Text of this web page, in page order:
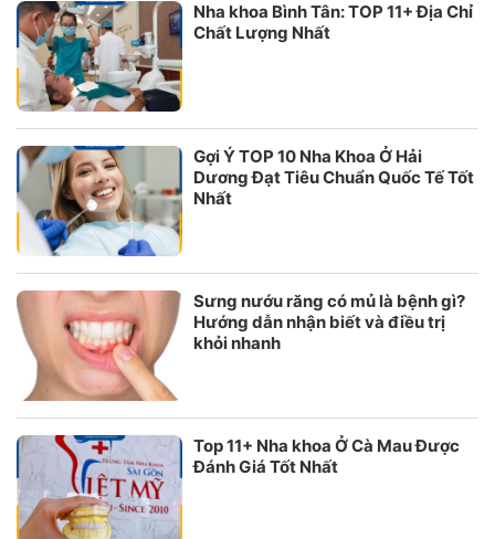
Nha khoa Bình Tân: TOP 11+ Địa Chỉ
Chất Lượng Nhất
Gợi Ý TOP 10 Nha Khoa Ở Hải
Dương Đạt Tiêu Chuẩn Quốc Tế Tốt
Nhất
Sưng nướu răng có mủ là bệnh gì?
Hướng dẫn nhận biết và điều trị
khỏi nhanh
Top 11+ Nha khoa Ở Cà Mau Được
Đánh Giá Tốt Nhất